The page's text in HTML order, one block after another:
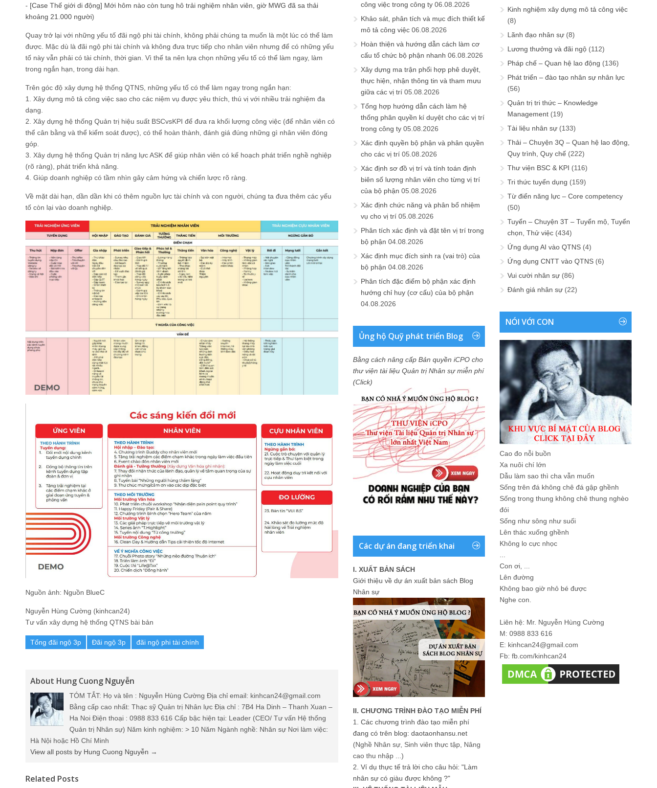
- [Case Thế giới di động] Mới hôm nào còn tung hô trải nghiệm nhân viên, giờ MWG đã sa thải
khoảng 21.000 người)
Quay trở lại với những yếu tố đãi ngộ phi tài chính, không phải chúng ta muốn là một lúc có thể làm
được. Mặc dù là đãi ngộ phi tài chính và không đưa trực tiếp cho nhân viên nhưng để có những yếu
tố này vẫn phải có tài chính, thời gian. Vì thế ta nên lựa chọn những yếu tố có thể làm ngay, làm
trong ngắn hạn, trong dài hạn.
Trên góc độ xây dựng hệ thống QTNS, những yếu tố có thể làm ngay trong ngắn hạn:
1. Xây dựng mô tả công việc sao cho các niệm vụ được yêu thích, thú vị với nhiều trải nghiệm đa
dạng.
2. Xây dựng hệ thống Quản trị hiệu suất BSCvsKPI để đưa ra khối lượng công việc (để nhân viên có
thể cân bằng và thể kiểm soát được), có thể hoàn thành, đánh giá đúng những gì nhân viên đóng
góp.
3. Xây dựng hệ thống Quản trị năng lực ASK để giúp nhân viên có kế hoạch phát triển nghề nghiệp
(rõ ràng), phát triển khả năng.
4. Giúp doanh nghiệp có tầm nhìn gây cảm hứng và chiến lược rõ ràng.
Về mặt dài hạn, dần dần khi có thêm nguồn lực tài chính và con người, chúng ta đưa thêm các yếu
tố còn lại vào doanh nghiệp.
Nguồn ảnh: Nguồn BlueC
Nguyễn Hùng Cường (kinhcan24)
Tư vấn xây dựng hệ thống QTNS bài bản
Tổng đãi ngộ 3p Đãi ngộ 3p đãi ngộ phi tài chính
About Hung Cuong Nguyễn
TÓM TẮT: Họ và tên : Nguyễn Hùng Cường Địa chỉ email: kinhcan24@gmail.com
Bằng cấp cao nhất: Thạc sỹ Quản trị Nhân lực Địa chỉ : 7B4 Ha Dinh – Thanh Xuan –
Ha Noi Điện thoại : 0988 833 616 Cấp bậc hiện tại: Leader (CEO/ Tư vấn Hệ thống
Quản trị Nhân sự) Năm kinh nghiệm: > 10 Năm Ngành nghề: Nhân sự Nơi làm việc:
Hà Nội hoặc Hồ Chí Minh
View all posts by Hung Cuong Nguyễn →
Related Posts
công việc trong công ty 06.08.2026
Khảo sát, phân tích và mục đích thiết kế
mô tả công việc 06.08.2026
Hoàn thiện và hướng dẫn cách làm cơ
cấu tổ chức bộ phận nhanh 06.08.2026
Xây dựng ma trận phối hợp phê duyệt,
thực hiện, nhận thông tin và tham mưu
giữa các vị trí 05.08.2026
Tổng hợp hướng dẫn cách làm hệ
thống phân quyền kí duyệt cho các vị trí
trong công ty 05.08.2026
Xác định quyền bộ phận và phân quyền
cho các vị trí 05.08.2026
Xác định sơ đồ vị trí và tính toán định
biên số lượng nhân viên cho từng vị trí
của bộ phận 05.08.2026
Xác định chức năng và phân bổ nhiệm
vụ cho vị trí 05.08.2026
Phân tích xác định và đặt tên vị trí trong
bộ phận 04.08.2026
Xác định mục đích sinh ra (vai trò) của
bộ phận 04.08.2026
Phân tích đặc điểm bộ phận xác định
hướng chỉ huy (cơ cấu) của bộ phận
04.08.2026
Ủng hộ Quỹ phát triển Blog
Bằng cách nâng cấp Bản quyền iCPO cho
thư viện tài liệu Quản trị Nhân sự miễn phí
(Click)
Các dự án đang triển khai
I. XUẤT BẢN SÁCH
Giới thiệu về dự án xuất bản sách Blog
Nhân sự
II. CHƯƠNG TRÌNH ĐÀO TẠO MIỄN PHÍ
1. Các chương trình đào tạo miễn phí
đang có trên blog: daotaonhansu.net
(Nghề Nhân sự, Sinh viên thực tập, Nâng
cao thu nhập ...)
2. Ví dụ thực tế trả lời cho câu hỏi: "Làm
nhân sự có giàu được không ?"
Kinh nghiệm xây dựng mô tả công việc
(8)
Lãnh đạo nhân sự (8)
Lương thưởng và đãi ngộ (112)
Pháp chế – Quan hệ lao động (136)
Phát triển – đào tạo nhân sự nhân lực
(56)
Quản trị tri thức – Knowledge
Management (19)
Tài liệu nhân sự (133)
Thải – Chuyện 3Q – Quan hệ lao động,
Quy trình, Quy chế (222)
Thư viện BSC & KPI (116)
Tri thức tuyển dụng (159)
Từ điển năng lực – Core competency
(50)
Tuyển – Chuyện 3T – Tuyển mộ, Tuyển
chọn, Thử việc (434)
Ứng dụng AI vào QTNS (4)
Ứng dụng CNTT vào QTNS (6)
Vui cười nhân sự (86)
Đánh giá nhân sự (22)
NÓI VỚI CON
Cao đo nỗi buồn
Xa nuôi chí lớn
Dẫu làm sao thì cha vẫn muốn
Sống trên đá không chê đá gập ghềnh
Sống trong thung không chê thung nghèo
đói
Sống như sông như suối
Lên thác xuống ghềnh
Không lo cực nhọc
Con ơi, ...
Lên đường
Không bao giờ nhỏ bé được
Nghe con.
Liên hệ: Mr. Nguyễn Hùng Cường
M: 0988 833 616
E: kinhcan24@gmail.com
Fb: fb.com/kinhcan24